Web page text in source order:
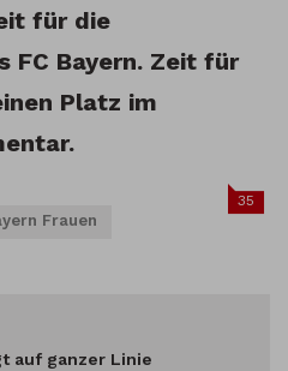
für die
FC Bayern. Zeit für
Platz im
Frauen
35
auf ganzer Linie